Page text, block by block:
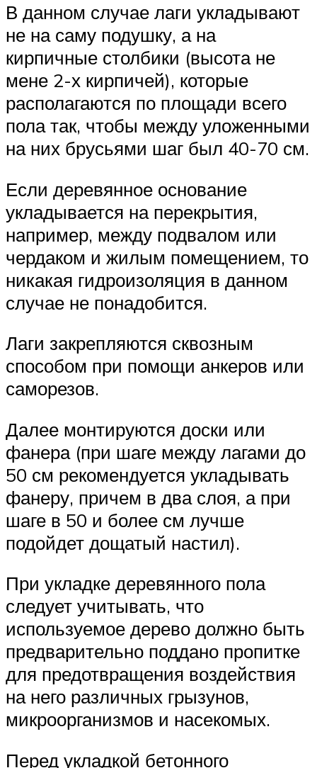
В данном случае лаги укладывают
не на саму подушку, а на
кирпичные столбики (высота не
мене 2-х кирпичей), которые
располагаются по площади всего
пола так, чтобы между уложенными
на них брусьями шаг был 40-70 см.
Если деревянное основание
укладывается на перекрытия,
например, между подвалом или
чердаком и жилым помещением, то
никакая гидроизоляция в данном
случае не понадобится.
Лаги закрепляются сквозным
способом при помощи анкеров или
саморезов.
Далее монтируются доски или
фанера (при шаге между лагами до
50 см рекомендуется укладывать
фанеру, причем в два слоя, а при
шаге в 50 и более см лучше
подойдет дощатый настил).
При укладке деревянного пола
следует учитывать, что
используемое дерево должно быть
предварительно поддано пропитке
для предотвращения воздействия
на него различных грызунов,
микроорганизмов и насекомых.
Перед укладкой бетонного